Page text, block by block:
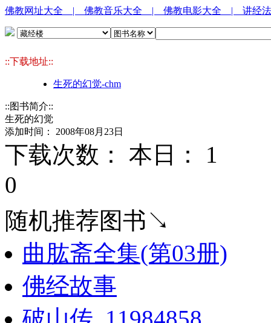
佛教网址大全 | 佛教音乐大全 | 佛教电影大全 | 讲经
::下载地址::
生死的幻觉-chm
::图书简介::
生死的幻觉
添加时间： 2008年08月23日
下载次数： 本日： 1
0
随机推荐图书↘
曲肱斋全集(第03册)
佛经故事